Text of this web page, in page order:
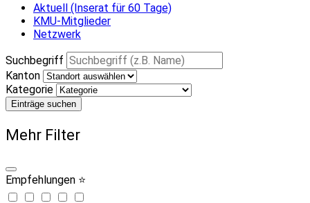
Aktuell (Inserat für 60 Tage)
KMU-Mitglieder
Netzwerk
Suchbegriff
Kanton
Kategorie
Einträge suchen
Mehr Filter
Empfehlungen ⭐